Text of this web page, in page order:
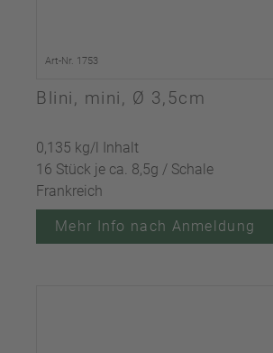
Art-Nr. 1753
Blini, mini, Ø 3,5cm
0,135 kg/l Inhalt
16 Stück je ca. 8,5g / Schale
Frankreich
Mehr Info nach Anmeldung